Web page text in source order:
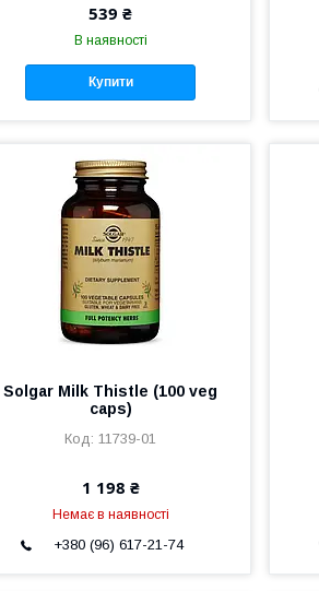
539 ₴
В наявності
Купити
Solgar Milk Thistle (100 veg
caps)
11739-01
1 198 ₴
Немає в наявності
+380 (96) 617-21-74